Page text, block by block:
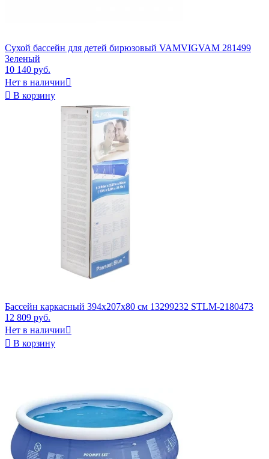
Сухой бассейн для детей бирюзовый VAMVIGVAM 281499
Зеленый
10 140 руб.
Нет в наличии
 В корзину
Бассейн каркасный 394x207x80 см 13299232 STLM-2180473
12 809 руб.
Нет в наличии
 В корзину